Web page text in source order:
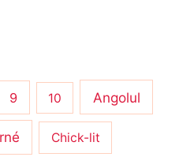
9 10 Angolul
Chick-lit